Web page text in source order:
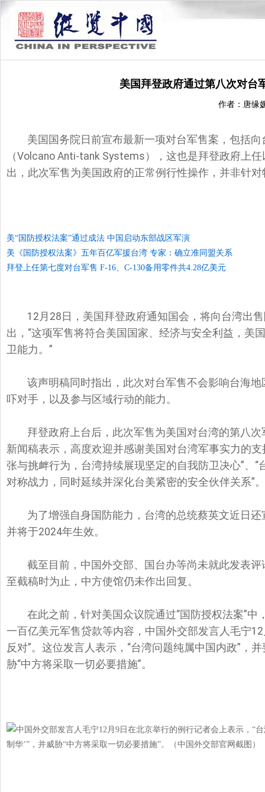
美国拜登政府通过第八次对台
作者：唐缘
美国国务院日前宣布最新一项对台军售案，包括
（Volcano Anti-tank Systems），这也是拜登政府上
出，此次军售为美国政府的正常例行性操作，并非针
美“国防授权法案”通过成法 中国启动东部战区军演
美《国防授权法案》五年百亿军援台湾 专家：确立准同盟关系
拜登上任第七度对台军售 F-16、C-130备用零件共4.28亿美元
12月28日，美国拜登政府通知国会，将向台湾出
出，“这项军售将符合美国国家、经济与安全利益，美
卫能力。”
该声明稿同时指出，此次对台军售不会影响台海
吓对手，以及参与区域行动的能力。
拜登政府上台后，此次军售为美国对台湾的第八
新闻稿表示，高度欢迎并感谢美国对台湾军事实力的
张与挑衅行为，台湾持续展现坚定的自我防卫决心”、
对称战力，同时延续并深化台美紧密的安全伙伴关系”。
为了增强自身国防能力，台湾的总统蔡英文近日
并将于2024年生效。
截至目前，中国外交部、国台办等尚未就此发表
至截稿时为止，中方使馆仍未作出回复。
在此之前，针对美国众议院通过“国防授权法案”
一百亿美元军售贷款等内容，中国外交部发言人毛宁
反对”。这位发言人表示，“台湾问题纯属中国内政”，并
胁“中方将采取一切必要措施”。